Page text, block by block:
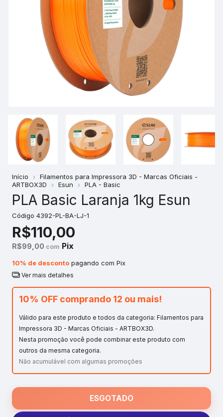
Início
Filamentos para Impressora 3D - Marcas Oficiais -
ARTBOX3D
Esun PLA - Basic
PLA Basic Laranja 1kg Esun
Código 4392-PL-BA-LJ-1
R$110,00
R$99,00 com Pix
10% de desconto pagando com Pix
Ver mais detalhes
10% OFF comprando 12 ou mais!
Válido para este produto e todos da categoria: Filamentos para
Impressora 3D - Marcas Oficiais - ARTBOX3D.
Nesta promoção você pode combinar este produto com
outros da mesma categoria.
Não acumulável com algumas promoções